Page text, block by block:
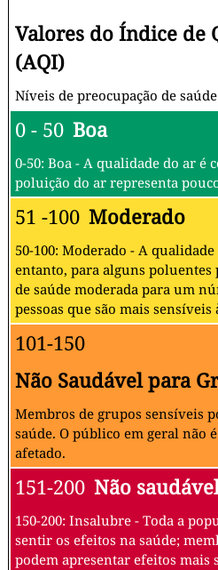
Valores do Índice de
(AQI)
Níveis de preocupação de saúde
0 - 50 Boa
0-50: Boa - A qualidade do ar é
poluição do ar representa
51 -100 Moderado
50-100: Moderado - A
entanto, para alguns
de saúde moderada para um
pessoas que são mais
101-150
Não Saudável para
Membros de grupos sensíveis
saúde. O público em geral não
afetado.
151-200 Não
150-200: Insalubre - Toda a
sentir os efeitos na saúde;
podem apresentar efeitos mais